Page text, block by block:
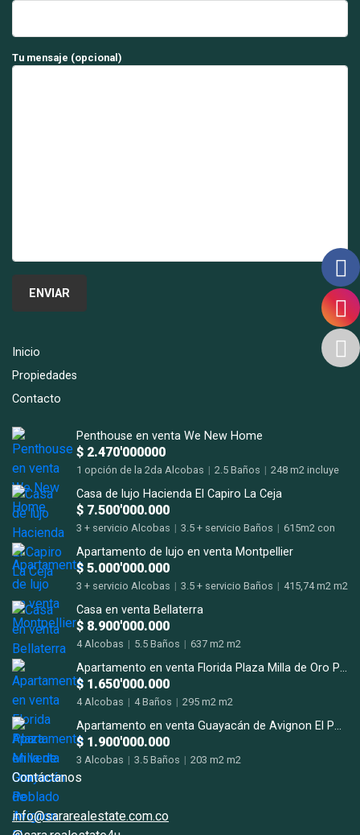
Tu mensaje (opcional)
Inicio
Propiedades
Contacto
Penthouse en venta We New Home
$ 2.470'000000
1 opción de la 2da Alcobas | 2.5 Baños | 248 m2 incluye
Casa de lujo Hacienda El Capiro La Ceja
$ 7.500'000.000
3 + servicio Alcobas | 3.5 + servicio Baños | 615m2 con
Apartamento de lujo en venta Montpellier
$ 5.000'000.000
3 + servicio Alcobas | 3.5 + servicio Baños | 415,74 m2 m2
Casa en venta Bellaterra
$ 8.900'000.000
4 Alcobas | 5.5 Baños | 637 m2 m2
Apartamento en venta Florida Plaza Milla de Oro Poblado
$ 1.650'000.000
4 Alcobas | 4 Baños | 295 m2 m2
Apartamento en venta Guayacán de Avignon El Poblado San Lucas.
$ 1.900'000.000
3 Alcobas | 3.5 Baños | 203 m2 m2
Contáctanos
info@sararealestate.com.co